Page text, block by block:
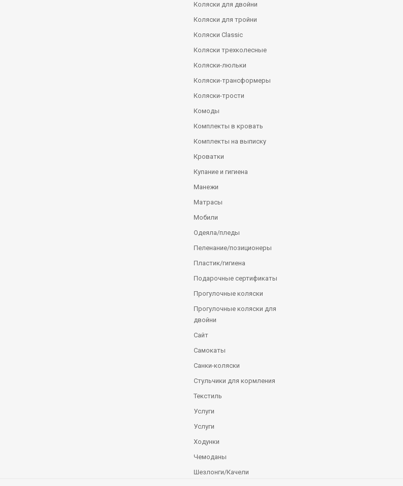
Коляски для двойни
Коляски для тройни
Коляски Сlassic
Коляски трехколесные
Коляски-люльки
Коляски-трансформеры
Коляски-трости
Комоды
Комплекты в кровать
Комплекты на выписку
Кроватки
Купание и гигиена
Манежи
Матрасы
Мобили
Одеяла/пледы
Пеленание/позиционеры
Пластик/гигиена
Подарочные сертификаты
Прогулочные коляски
Прогулочные коляски для
двойни
Сайт
Самокаты
Санки-коляски
Стульчики для кормления
Текстиль
Услуги
Услуги
Ходунки
Чемоданы
Шезлонги/Качели